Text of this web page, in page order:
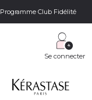
Programme Club Fidélité
Se connecter